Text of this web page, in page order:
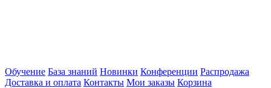
Обучение База знаний Новинки Конференции Распродажа
Доставка и оплата Контакты Мои заказы Корзина